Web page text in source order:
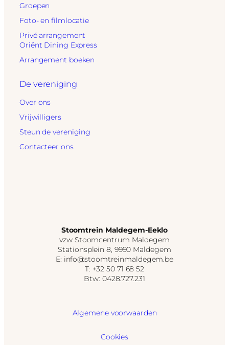
Groepen
Foto- en filmlocatie
Privé arrangement
Oriënt Dining Express
Arrangement boeken
De vereniging
Over ons
Vrijwilligers
Steun de vereniging
Contacteer ons
Stoomtrein Maldegem-Eeklo
vzw Stoomcentrum Maldegem
Stationsplein 8, 9990 Maldegem
E: info@stoomtreinmaldegem.be
T: +32 50 71 68 52
Btw: 0428.727.231
Algemene voorwaarden
Cookies